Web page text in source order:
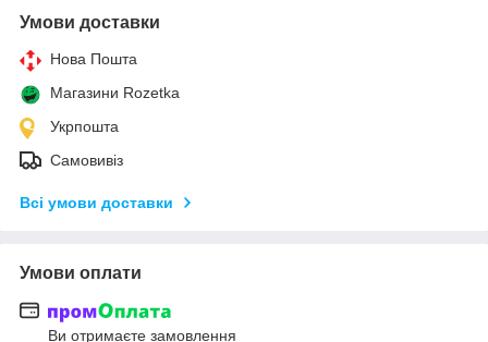
Умови доставки
Нова Пошта
Магазини Rozetka
Укрпошта
Самовивіз
Всі умови доставки
Умови оплати
Ви отримаєте замовлення